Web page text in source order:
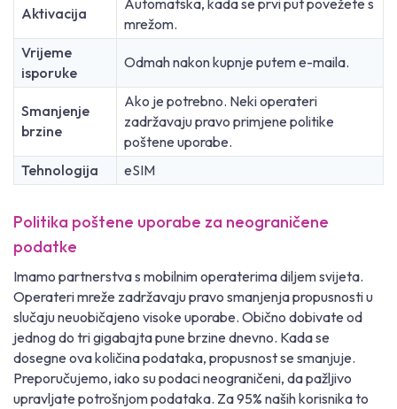
Aktivacija
Automatska, kada se prvi put povežete s
mrežom.
Vrijeme
isporuke
Odmah nakon kupnje putem e-maila.
Smanjenje
brzine
Ako je potrebno. Neki operateri
zadržavaju pravo primjene politike
poštene uporabe.
Tehnologija
eSIM
Politika poštene uporabe za neograničene
podatke
Imamo partnerstva s mobilnim operaterima diljem svijeta.
Operateri mreže zadržavaju pravo smanjenja propusnosti u
slučaju neuobičajeno visoke uporabe. Obično dobivate od
jednog do tri gigabajta pune brzine dnevno. Kada se
dosegne ova količina podataka, propusnost se smanjuje.
Preporučujemo, iako su podaci neograničeni, da pažljivo
upravljate potrošnjom podataka. Za 95% naših korisnika to